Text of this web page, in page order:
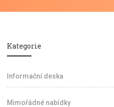
Kategorie
Informační deska
Mimořádné nabídky